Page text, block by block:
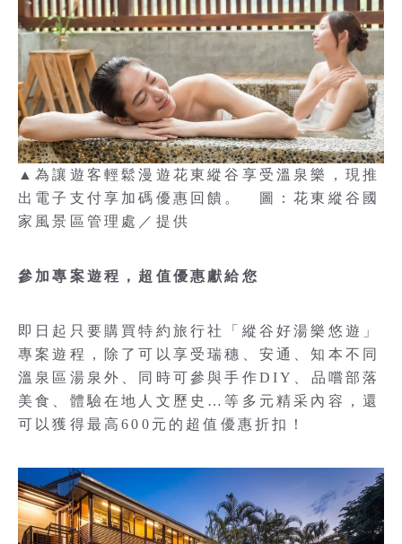
▲為讓遊客輕鬆漫遊花東縱谷享受溫泉樂，現推
出電子支付享加碼優惠回饋。 圖：花東縱谷國
家風景區管理處／提供
參加專案遊程，超值優惠獻給您
即日起只要購買特約旅行社「縱谷好湯樂悠遊」
專案遊程，除了可以享受瑞穗、安通、知本不同
溫泉區湯泉外、同時可參與手作DIY、品嚐部落
美食、體驗在地人文歷史…等多元精采內容，還
可以獲得最高600元的超值優惠折扣！